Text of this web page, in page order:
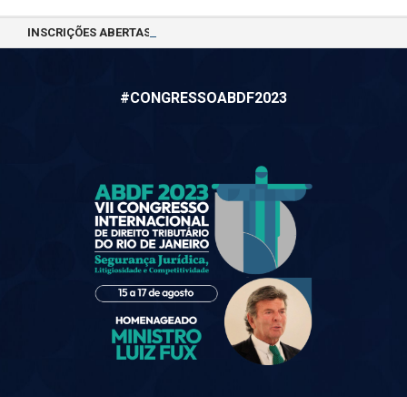
INSCRIÇÕES ABERTAS PARA A TURMA 2026.2 DA PÓS-
#CONGRESSOABDF2023